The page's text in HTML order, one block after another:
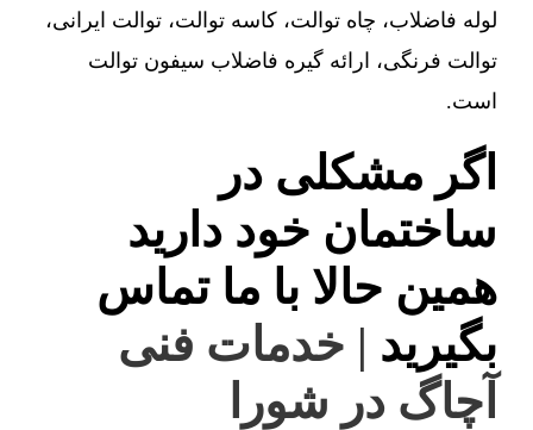
لوله فاضلاب، چاه توالت، کاسه توالت، توالت ایرانی،
توالت فرنگی، ارائه گیره فاضلاب سیفون توالت
است.
اگر مشکلی در
ساختمان خود دارید
همین حالا با ما تماس
بگیرید | خدمات فنی
آچاگ در شورا